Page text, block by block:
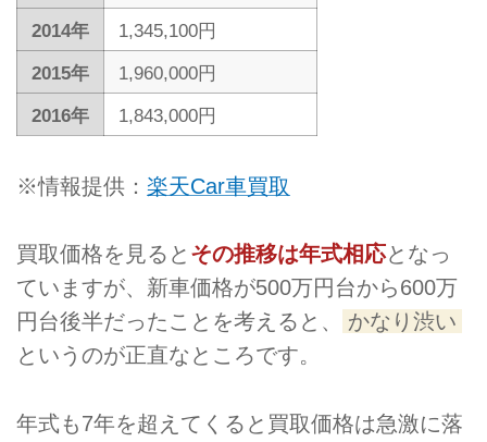
2014年
1,345,100円
2015年
1,960,000円
2016年
1,843,000円
※情報提供： 楽天Car車買取
買取価格を見ると その推移は年式相応となっ
ていますが、新車価格が500万円台から600万
円台後半だったことを考えると、
かなり渋い
というのが正直なところです。
年式も7年を超えてくると買取価格は急激に落